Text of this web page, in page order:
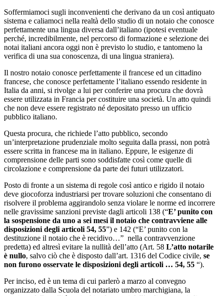
Soffermiamoci sugli inconvenienti che derivano da un così antiquato
sistema e caliamoci nella realtà dello studio di un notaio che conosce
perfettamente una lingua diversa dall’italiano (ipotesi eventuale
perché, incredibilmente, nel percorso di formazione e selezione dei
notai italiani ancora oggi non è previsto lo studio, e tantomeno la
verifica di una sua conoscenza, di una lingua straniera).
Il nostro notaio conosce perfettamente il francese ed un cittadino
francese, che conosce perfettamente l’italiano essendo residente in
Italia da anni, si rivolge a lui per conferire una procura che dovrà
essere utilizzata in Francia per costituire una società. Un atto quindi
che non deve essere registrato né depositato presso un ufficio
pubblico italiano.
Questa procura, che richiede l’atto pubblico, secondo
un’interpretazione prudenziale molto seguita dalla prassi, non potrà
essere scritta in francese ma in italiano. Eppure, le esigenze di
comprensione delle parti sono soddisfatte così come quelle di
circolazione e comprensione da parte dei futuri utilizzatori.
Posto di fronte a un sistema di regole così antico e rigido il notaio
deve giocoforza industriarsi per trovare soluzioni che consentano di
risolvere il problema aggirandolo senza violare le norme ed incorrere
nelle gravissime sanzioni previste dagli articoli 138 (“E’ punito con
la sospensione da uno a sei mesi il notaio che contravviene alle
disposizioni degli articoli 54, 55”) e 142 (“E’ punito con la
destituzione il notaio che è recidivo…” nella contravvenzione
predetta) ed altresì evitare la nullità dell’atto (Art. 58 L’atto notarile
è nullo, salvo ciò che è disposto dall’art. 1316 del Codice civile, se
non furono osservate le disposizioni degli articoli … 54, 55 “).
Per inciso, ed è un tema di cui parlerò a marzo al convegno
organizzato dalla Scuola del notariato umbro marchigiana, la